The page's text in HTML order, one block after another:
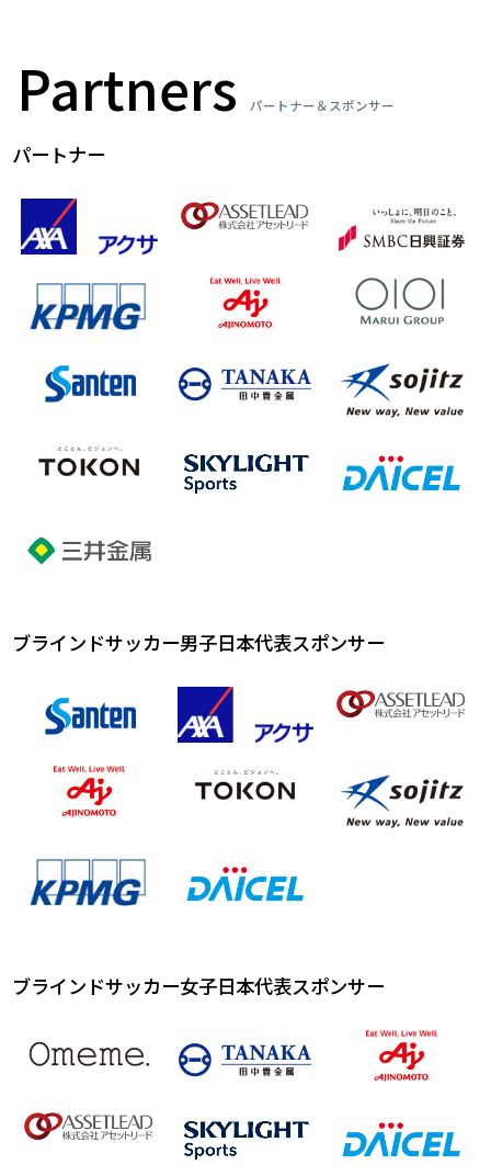
Partners パートナー＆スポンサー
パートナー
ブラインドサッカー男子日本代表スポンサー
ブラインドサッカー女子日本代表スポンサー